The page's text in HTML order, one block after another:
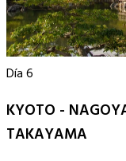
Día 6
KYOTO -
TAKAYAMA